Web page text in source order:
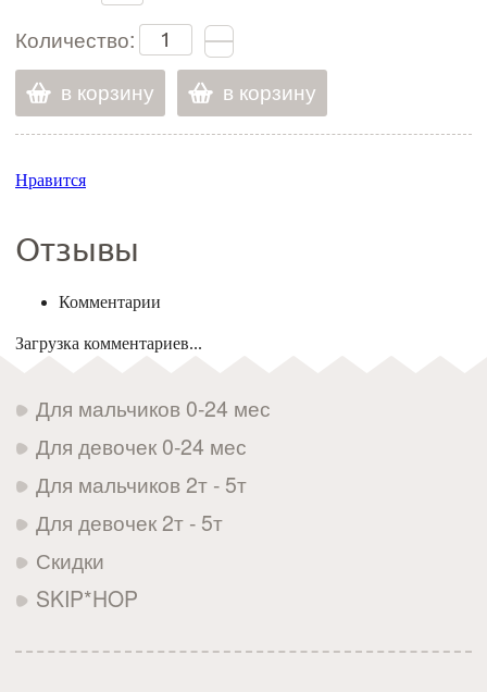
Количество:
в корзину
в корзину
Нравится
Отзывы
Комментарии
Загрузка комментариев...
Для мальчиков 0-24 мес
Для девочек 0-24 мес
Для мальчиков 2т - 5т
Для девочек 2т - 5т
Скидки
SKIP*HOP